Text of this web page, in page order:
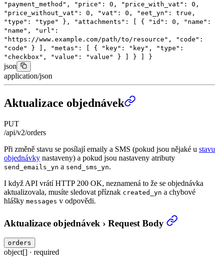
"payment_method" , "price" : 0 , "price_with_vat" : 0 ,
"price_without_vat" : 0 , "vat" : 0 , "eet_yn" : true ,
"type" : "type" }, "attachments" : [ { "id" : 0 , "name" :
"name" , "url" :
"https://www.example.com/path/to/resource" , "code" :
"code"
} ], "metas" : [ { "key" : "key" , "type" :
"checkbox" , "value" : "value" } } }
json
application/json
Aktualizace objednávek
PUT
/api/v2/orders
Při změně stavu se posílají emaily a SMS (pokud jsou nějaké u stavu
objednávky nastaveny) a pokud jsou nastaveny atributy
send_emails_yn a send_sms_yn.
I když API vrátí HTTP 200 OK, neznamená to že se objednávka
aktualizovala, musíte sledovat příznak created_yn a chybové
hlášky messages v odpovědi.
Aktualizace objednávek › Request Body
orders
object[] · required